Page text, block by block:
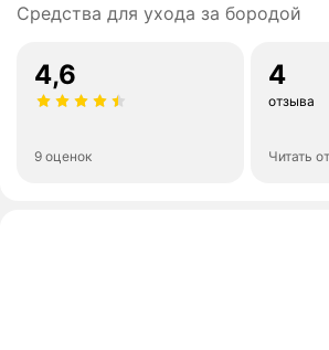
Средства для ухода за бородой
4,6
9 оценок
4
отзыва
Читать